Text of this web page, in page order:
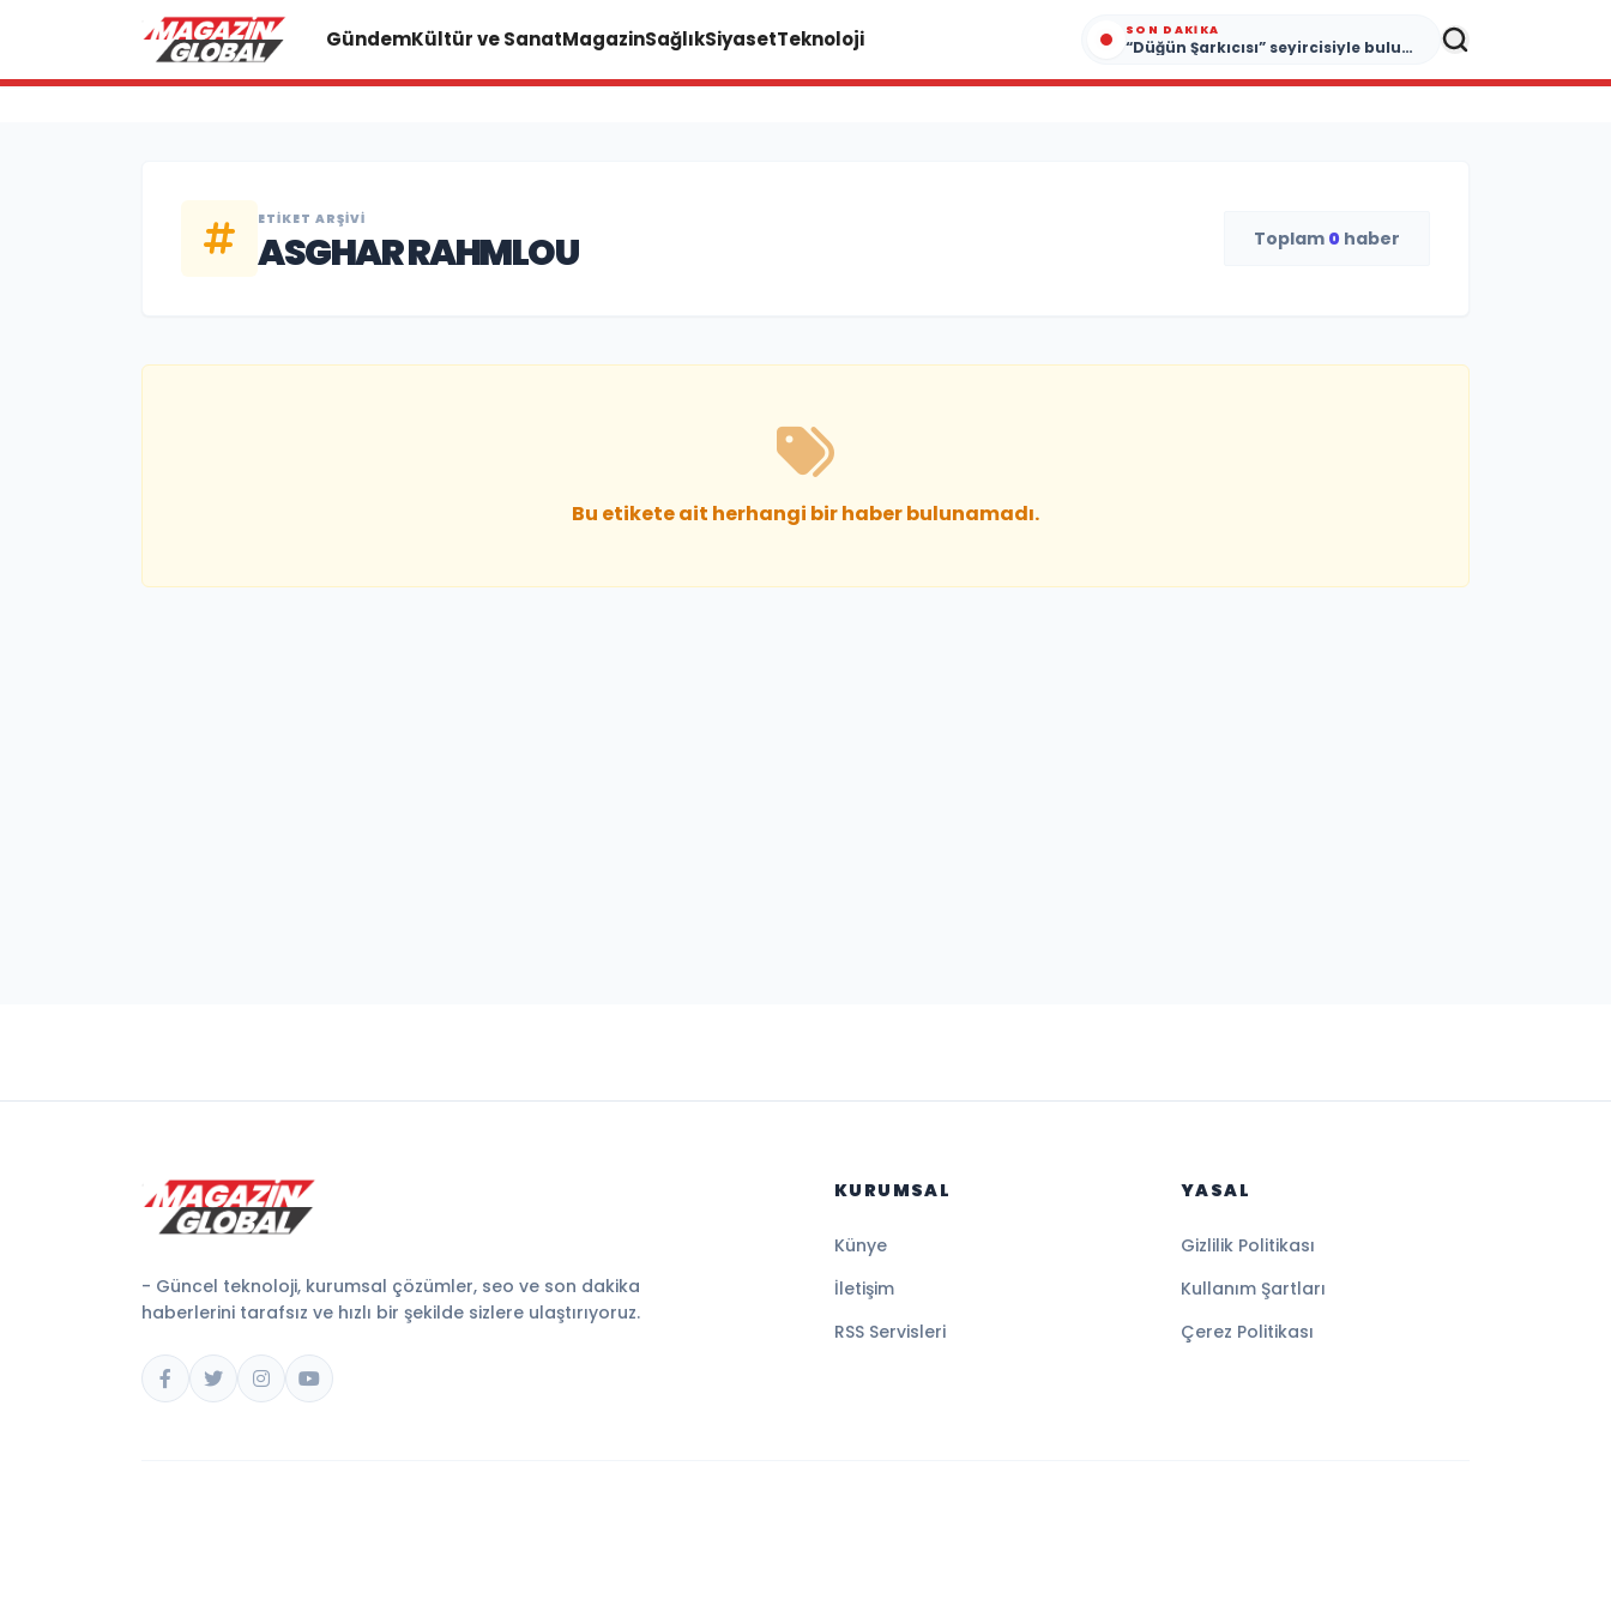
GündemKültür ve SanatMagazinSağlıkSiyasetTeknoloji SON DAKIKA
“Düğün Şarkıcısı” seyircisiyle buluşmak için gün sayıyor
ETIKET ARŞIVI
ASGHAR RAHMLOU Toplam 0 haber
Bu etikete ait herhangi bir haber bulunamadı.
- Güncel teknoloji, kurumsal çözümler, seo ve son dakika
haberlerini tarafsız ve hızlı bir şekilde sizlere ulaştırıyoruz.
KURUMSAL
Künye
İletişim
RSS Servisleri
YASAL
Gizlilik Politikası
Kullanım Şartları
Çerez Politikası